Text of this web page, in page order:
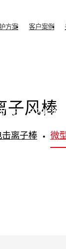
方案 客户案例
ESD S20.20
电监控系统
子风棒
击离子棒 微